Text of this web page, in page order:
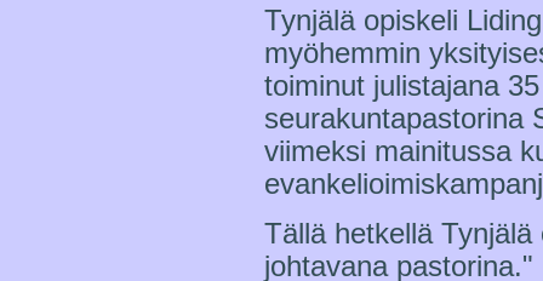
Tynjälä opiskeli
myöhemmin
toiminut julistajana
seurakuntapastorina
viimeksi mainitussa
Tällä hetkellä
johtavana pastorina."